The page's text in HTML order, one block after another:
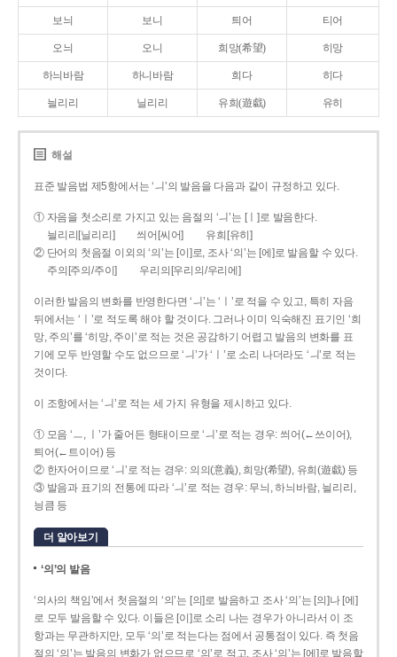
보늬 보니 틔어 티어
오늬 오니 희망(希望) 히망
하늬바람 하니바람 희다 히다
늴리리 닐리리 유희(遊戱) 유히
해설
표준 발음법 제5항에서는 ‘ㅢ’의 발음을 다음과 같이 규정하고 있다.
① 자음을 첫소리로 가지고 있는 음절의 ‘ㅢ’는 [ㅣ]로 발음한다.
늴리리[닐리리]
씌어[씨어]
유희[유히]
② 단어의 첫음절 이외의 ‘의’는 [이]로, 조사 ‘의’는 [에]로 발음할 수 있다.
주의[주의/주이]
우리의[우리의/우리에]
이러한 발음의 변화를 반영한다면 ‘ㅢ’는 ‘ㅣ’로 적을 수 있고, 특히 자음
뒤에서는 ‘ㅣ’로 적도록 해야 할 것이다. 그러나 이미 익숙해진 표기인 ‘희
망, 주의’를 ‘히망, 주이’로 적는 것은 공감하기 어렵고 발음의 변화를 표
기에 모두 반영할 수도 없으므로 ‘ㅢ’가 ‘ㅣ’로 소리 나더라도 ‘ㅢ’로 적는
것이다.
이 조항에서는 ‘ㅢ’로 적는 세 가지 유형을 제시하고 있다.
① 모음 ‘ㅡ, ㅣ’가 줄어든 형태이므로 ‘ㅢ’로 적는 경우: 씌어(←쓰이어),
틔어(←트이어) 등
② 한자어이므로 ‘ㅢ’로 적는 경우: 의의(意義), 희망(希望), 유희(遊戱) 등
③ 발음과 표기의 전통에 따라 ‘ㅢ’로 적는 경우: 무늬, 하늬바람, 늴리리,
닁큼 등
더 알아보기
‘의’의 발음
‘의사의 책임’에서 첫음절의 ‘의’는 [의]로 발음하고 조사 ‘의’는 [의]나 [에]
로 모두 발음할 수 있다. 이들은 [이]로 소리 나는 경우가 아니라서 이 조
항과는 무관하지만, 모두 ‘의’로 적는다는 점에서 공통점이 있다. 즉 첫음
절의 ‘의’는 발음의 변화가 없으므로 ‘의’로 적고, 조사 ‘의’는 [에]로 발음할